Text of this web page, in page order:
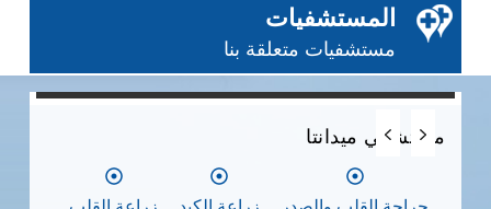
المستشفيات
مستشفيات متعلقة بنا
0 0 0
مستشفي ميدانتا